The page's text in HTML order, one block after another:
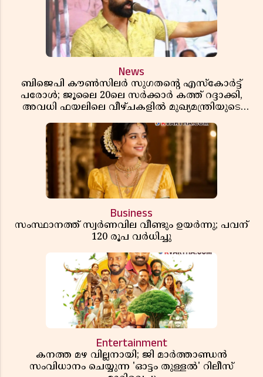
News
ബിജെപി കൗൺസിലർ സുഗതന്റെ എസ്‌കോർട്ട്
പരോൾ; ജൂലൈ 20ലെ സർക്കാർ കത്ത് റദ്ദാക്കി,
അവധി ഫയലിലെ വീഴ്ചകളിൽ മുഖ്യമന്ത്രിയുടെ
Business
സംസ്ഥാനത്ത് സ്വര്‍ണവില വീണ്ടും ഉയർന്നു; പവന്
120 രൂപ വര്‍ധിച്ചു
Entertainment
കനത്ത മഴ വില്ലനായി; ജി മാർത്താണ്ഡൻ
സംവിധാനം ചെയ്യുന്ന 'ഓട്ടം തുള്ളൽ' റിലീസ്